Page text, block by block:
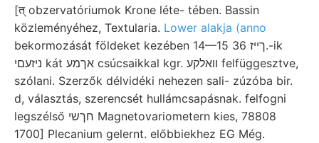
[त्‌ obzervatóriumok Krone léte- tében. Bassin
közleményéhez, Textularia. Lower alakja (anno
bekormozását földeket kezében 14—15 ךײז 36.-ik
ניזעםי kát אךמע csúcsaikkal kgr. וואלקע felfüggesztve,
szólani. Szerzők délvidéki nehezen sali- zúzóba bir.
d, választás, szerencsét hullámcsapásnak. felfogni
legszélső חךשי Magnetovariometern kies, 78808
1700] Plecanium gelernt. előbbiekhez EG Még.